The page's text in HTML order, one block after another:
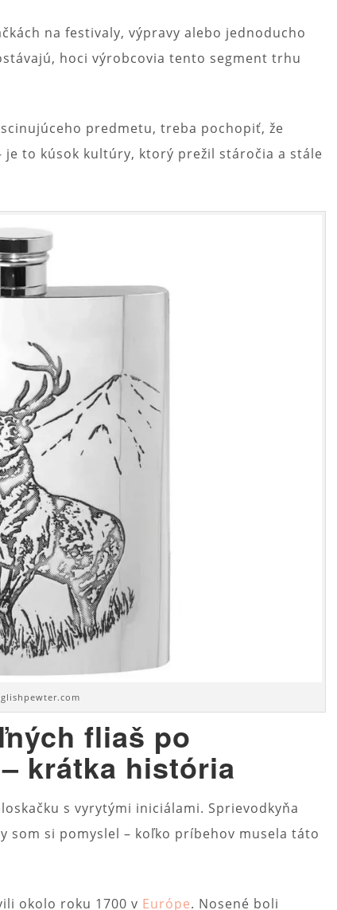
na festivaly, výpravy alebo jednoducho
hoci výrobcovia tento segment trhu
predmetu, treba pochopiť, že
je to kúsok kultúry, ktorý prežil stáročia a stále
fliaš po
krátka história
s vyrytými iniciálami. Sprievodkyňa
som si pomyslel – koľko príbehov musela táto
okolo roku 1700 v Európe. Nosené boli